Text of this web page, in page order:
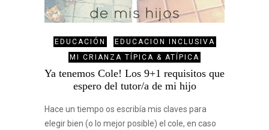
EDUCACIÓN
EDUCACION INCLUSIVA
MI CRIANZA TÍPICA & ATÍPICA
Ya tenemos Cole! Los 9+1 requisitos que
espero del tutor/a de mi hijo
Hace un tiempo os escribía mis claves para
elegir bien (o lo mejor posible) el cole, en caso